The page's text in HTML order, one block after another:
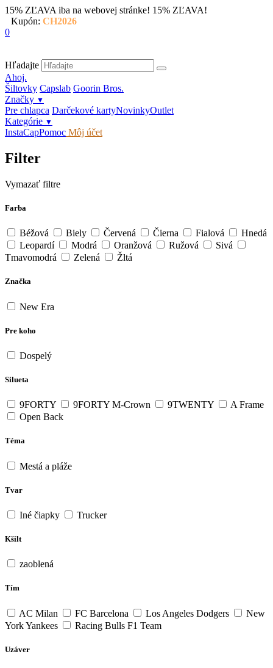
15% ZĽAVA iba na webovej stránke! 15% ZĽAVA!
Kupón: CH2026
0
Hľadajte
Ahoj.
Šiltovky Capslab Goorin Bros.
Značky ▼
Pre chlapca Darčekové kartyNovinkyOutlet
Kategórie ▼
InstaCapPomoc Môj účet
Filter
Vymazať filtre
Farba
Béžová Biely Červená Čierna Fialová
Hnedá
Leopardí
Modrá Oranžová Ružová
Sivá
Tmavomodrá
Zelená Žltá
Značka
New Era
Pre koho
Dospelý
Silueta
9FORTY 9FORTY M-Crown 9TWENTY
A Frame
Open Back
Téma
Mestá a pláže
Tvar
Iné čiapky Trucker
Kšilt
zaoblená
Tím
AC Milan FC Barcelona Los Angeles Dodgers
New
York Yankees
Racing Bulls F1 Team
Uzáver